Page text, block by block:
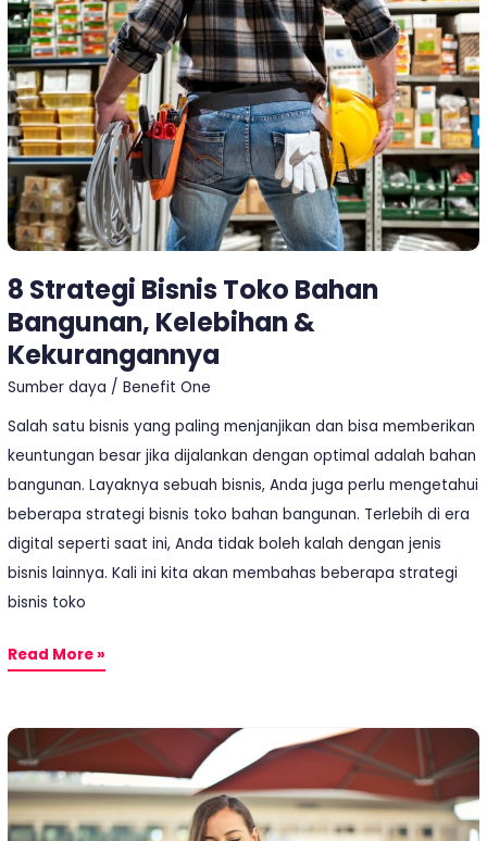
8 Strategi Bisnis Toko Bahan
Bangunan, Kelebihan &
Kekurangannya
Sumber daya /Benefit One
Salah satu bisnis yang paling menjanjikan dan bisa memberikan
keuntungan besar jika dijalankan dengan optimal adalah bahan
bangunan. Layaknya sebuah bisnis, Anda juga perlu mengetahui
beberapa strategi bisnis toko bahan bangunan. Terlebih di era
digital seperti saat ini, Anda tidak boleh kalah dengan jenis
bisnis lainnya. Kali ini kita akan membahas beberapa strategi
bisnis toko
Strategi
Bisnis
Toko
Bahan
Bangunan,
Kelebihan
&
Kekurangannya
Read More »
Strategi
Reward
Redemption
Dalam